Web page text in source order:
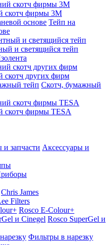
скотч фирмы 3M
Тейп на
и светящийся тейп
скотч других фирм
Скотч, бумажный
скотч фирмы TESA
Аксессуары и
Chris James
Filters
Rosco E-Colour+
Rosco SuperGel и
Фильтры в нарезку